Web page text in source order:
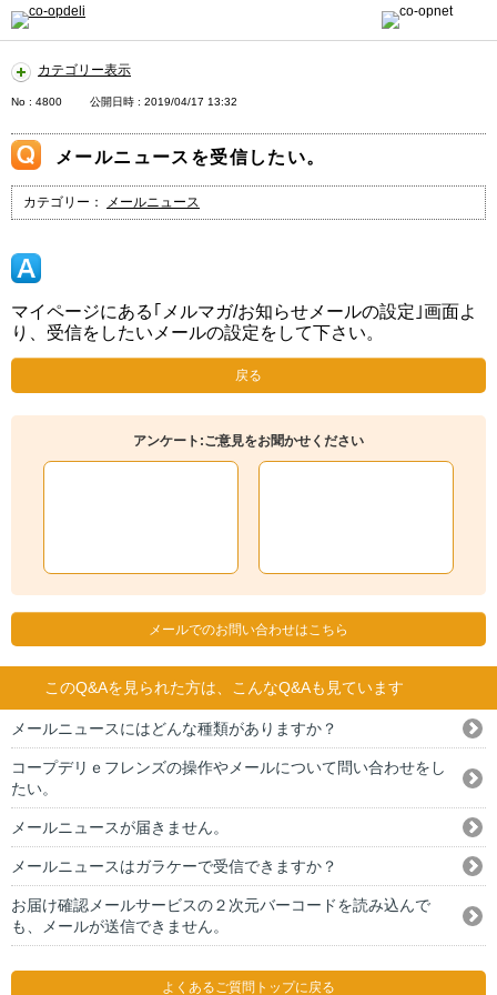
カテゴリー表示
No : 4800 公開日時 : 2019/04/17 13:32
メールニュースを受信したい。
カテゴリー： メールニュース
マイページにある｢メルマガ/お知らせメールの設定｣画面よ
り、受信をしたいメールの設定をして下さい。
戻る
アンケート:ご意見をお聞かせください
メールでのお問い合わせはこちら
このQ&Aを見られた方は、こんなQ&Aも見ています
メールニュースにはどんな種類がありますか？
コープデリｅフレンズの操作やメールについて問い合わせをし
たい。
メールニュースが届きません。
メールニュースはガラケーで受信できますか？
お届け確認メールサービスの２次元バーコードを読み込んで
も、メールが送信できません。
よくあるご質問トップに戻る